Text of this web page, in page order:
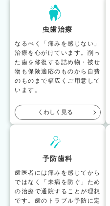
虫歯治療
なるべく「痛みを感じない」
治療を心がけています。削っ
た歯を修復する詰め物・被せ
物も保険適応のものから自費
のものまで幅広くご用意して
います。
くわしく見る
予防歯科
歯医者には痛みを感じてから
ではなく「未病を防ぐ」ため
の治療で通院することが理想
です。歯のトラブル予防に定